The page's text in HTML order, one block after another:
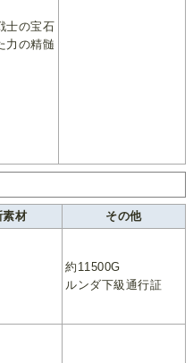
士の宝石
力の精髄
素材 その他
約11500G
ルンダ下級通行証